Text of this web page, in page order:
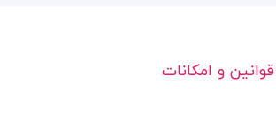
قوانین و امکانات